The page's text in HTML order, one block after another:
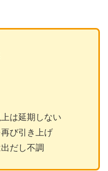
は延期しない
び引き上げ
だし不調